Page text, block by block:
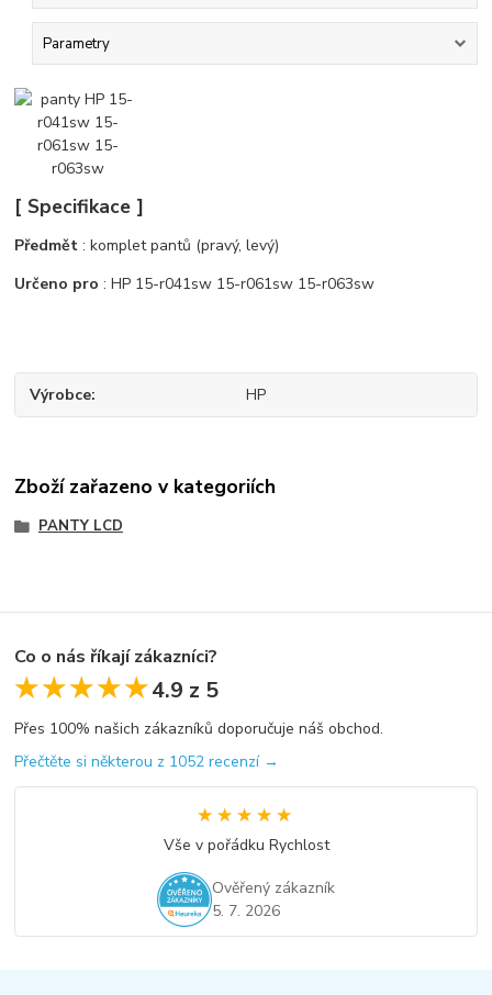
Parametry
[ Specifikace ]
Předmět : komplet pantů (pravý, levý)
Určeno pro : HP 15-r041sw 15-r061sw 15-r063sw
Výrobce HP
Zboží zařazeno v kategoriích
PANTY LCD
Co o nás říkají zákazníci?
★★★★★
★★★★★4.9 z 5
Přes 100% našich zákazníků doporučuje náš obchod.
Přečtěte si některou z 1052 recenzí →
★★★★★
★★★★★
Vše v pořádku Rychlost
Ověřený zákazník
5. 7. 2026